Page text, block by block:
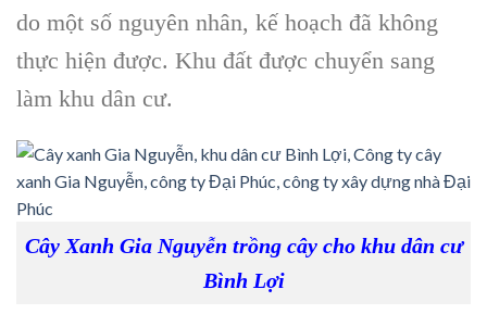
do một số nguyên nhân, kế hoạch đã không
thực hiện được. Khu đất được chuyển sang
làm khu dân cư.
Cây Xanh Gia Nguyễn trồng cây cho khu dân cư
Bình Lợi